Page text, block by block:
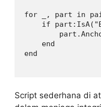
for _, part in
if
    end
Script sederhana di